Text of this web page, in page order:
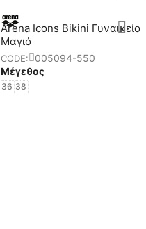
Arena Icons Bikini Γυναικείο
Μαγιό
CODE:
005094-550
Μέγεθος
36 38